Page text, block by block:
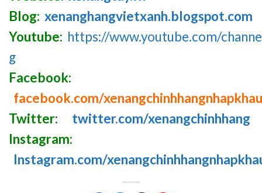
Blog: xenanghangvietxanh.blogspot.com
Youtube: https://www.youtube.com/
g
Facebook:
facebook.com/xenangchinhhangnhapkhau
Twitter:
twitter.com/xenangchinhhang
Instagram:
Instagram.com/